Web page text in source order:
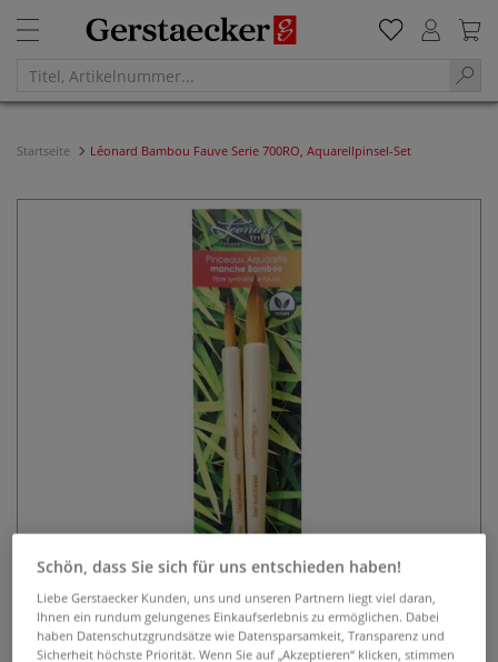
Startseite Léonard Bambou Fauve Serie 700RO, Aquarellpinsel-Set
Schön, dass Sie sich für uns entschieden haben!
Liebe Gerstaecker Kunden, uns und unseren Partnern liegt viel daran,
Ihnen ein rundum gelungenes Einkaufserlebnis zu ermöglichen. Dabei
haben Datenschutzgrundsätze wie Datensparsamkeit, Transparenz und
Sicherheit höchste Priorität. Wenn Sie auf „Akzeptieren“ klicken, stimmen